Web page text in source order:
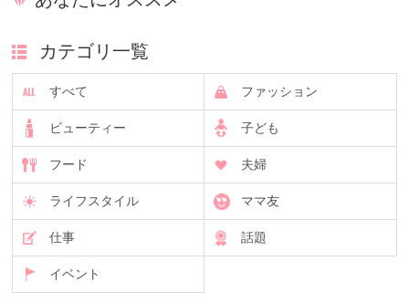
カテゴリ一覧
すべて ファッション
ビューティー 子ども
フード 夫婦
ライフスタイル ママ友
仕事 話題
イベント